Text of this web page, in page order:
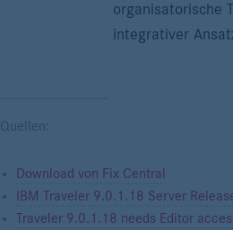
organisatorische
integrativer
Quellen:
Download von Fix Central
IBM Traveler 9.0.1.18 Server
Traveler 9.0.1.18 needs Editor